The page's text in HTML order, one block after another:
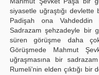
siyasetle uğraştığı devlette
Padişah ona Vahdeddin
Sadrazam şehzadeyle bir
süren görüşme daha
Görüşmede Mahmut
uğraşmasına bir
Rumeli’nin elden çıktığı bir